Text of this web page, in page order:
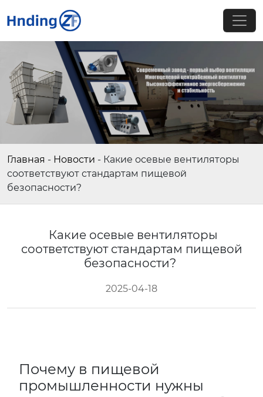
Главная - Новости - Какие осевые вентиляторы
соответствуют стандартам пищевой
безопасности?
Какие осевые вентиляторы
соответствуют стандартам пищевой
безопасности?
2025-04-18
Почему в пищевой
промышленности нужны